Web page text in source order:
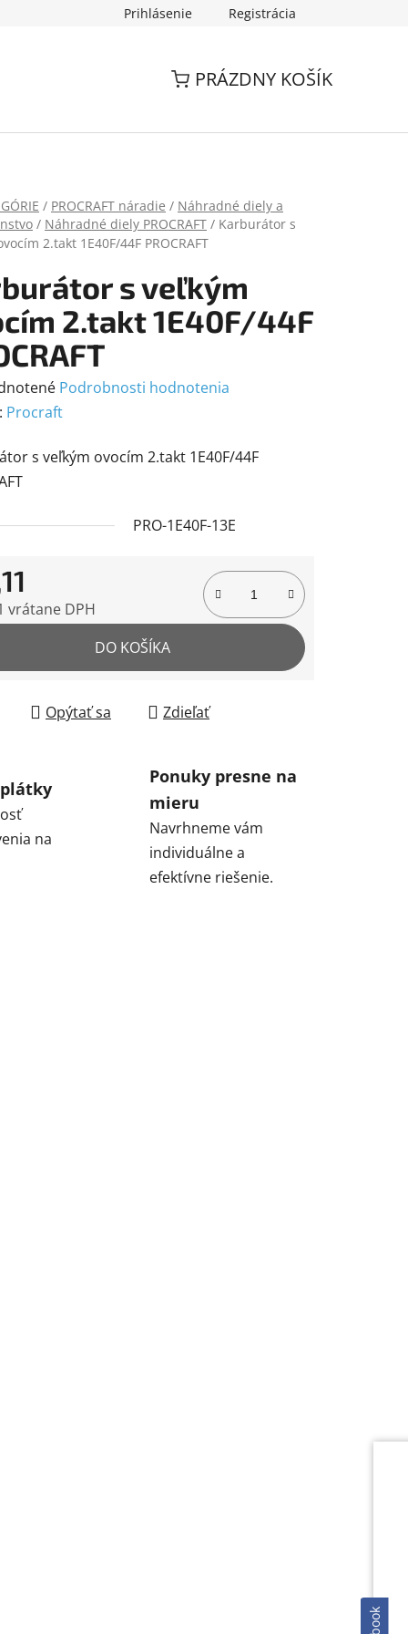
Prihlásenie Registrácia
PRÁZDNY KOŠÍK
/ PROCRAFT náradie / Náhradné diely a
/ Náhradné diely PROCRAFT / Karburátor s
2.takt 1E40F/44F PROCRAFT
s veľkým
2.takt 1E40F/44F
Podrobnosti hodnotenia
Procraft
s veľkým ovocím 2.takt 1E40F/44F
PRO-1E40F-13E
vrátane DPH
cena:
DO KOŠÍKA
Opýtať sa Zdieľať
na
Ponuky presne na
mieru
Navrhneme vám
individuálne a
efektívne riešenie.